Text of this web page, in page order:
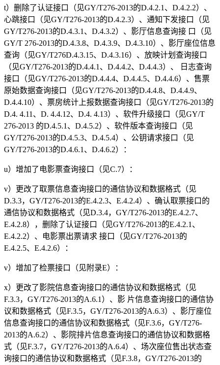
t）删除了认证接口（见GY/T276-2013的D.4.2.1、D.4.2.2）、
心跳接口（见GY/T276-2013的D.4.2.3）、通知下发接口（见
GY/T276-2013的D.4.3.1、D.4.3.2）、影厅信息查询接 口（见
GY/T 276-2013的D.4.3.8、D.4.3.9、D.4.3.10）、影厅座位信息
查询（见GY/T276D.4.3.15、D.4.3.16）、放映计划查询接口
（见GY/T276-2013的D.4.4.1、D.4.4.2、D.4.4.3）、 日志查询
接口（见GY/T276-2013的D.4.4.4、D.4.4.5、D.4.4.6）、售票
原始数据查询接口（见GY/T276-2013的D.4.4.8、D.4.4.9、
D.4.4.10）、票房统计上报数据查询接口（见GY/T276-2013的
D.4. 4.11、D. 4.4.12、D.4. 4.13）、软件升级接口（见GY/T
276-2013 的D.4.5.1、D.4.5.2）、软件版本查询接口（见
GY/T276-2013的D.4.5.3、D.4.5.4）、公钥请求接口（见
GY/T276-2013的D.4.6.1、D.4.6.2）：
u）增加了电影票查询接口（见C.7）：
v）更改了取票信息查询接口的通信协议和数据格式（见
D.3.3，GY/T276-2013的E.4.2.3、E.4.2.4）、确认取票接口的
通信协议和数据格式（见D.3.4，GY/T276-2013的E.4.2.7、
E.4.2.8），删除了认证接口（见GY/T276-2013的E.4.2.1、
E.4.2.2）、电影票出票请求 接口（见GY/T276-2013的
E.4.2.5、E.4.2.6）：
v）增加了检票接口（见附录E）：
x）更改了影院信息查询接口的通信协议和数据格式（见
F.3.3，GY/T276-2013的A.6.1）、影 片信息查询接口的通信协
议和数据格式（见F.3.5，GY/T276-2013的A.6.3）、影厅座位
信息查询接口的通信协议和数据格式（见F.3.6，GY/T276-
2013的A.6.2）、影院排片信息查询接口的通信协议和数据格
式（见F.3.7，GY/T276-2013的A.6.4）、场次座位售出状态查
询接口的通信协议和数据格式（见F.3.8，GY/T276-2013的